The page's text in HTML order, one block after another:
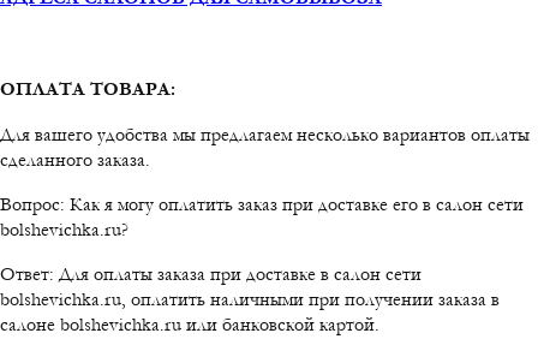
ОПЛАТА ТОВАРА:
Для вашего удобства мы предлагаем несколько вариантов оплаты
сделанного заказа.
Вопрос: Как я могу оплатить заказ при доставке его в салон сети
bolshevichka.ru?
Ответ: Для оплаты заказа при доставке в салон сети
bolshevichka.ru, оплатить наличными при получении заказа в
салоне bolshevichka.ru или банковской картой.